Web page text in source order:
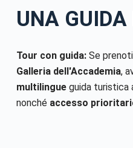
UNA GUIDA
Tour con guida:Se
Galleria dell'Accademia,
multilingueguida turistica
nonché accesso